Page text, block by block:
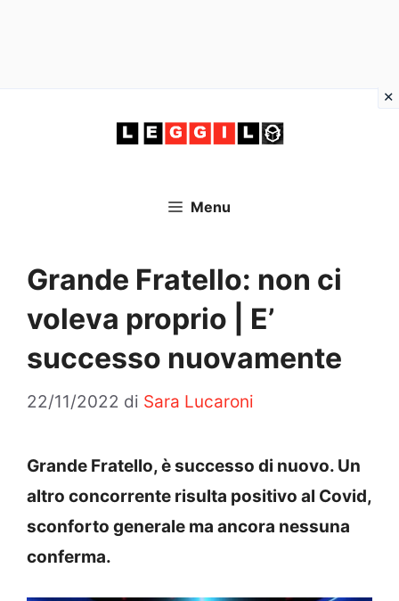
Menu
Grande Fratello: non ci
voleva proprio | E’
successo nuovamente
22/11/2022 di Sara Lucaroni
Grande Fratello, è successo di nuovo. Un
altro concorrente risulta positivo al Covid,
sconforto generale ma ancora nessuna
conferma.